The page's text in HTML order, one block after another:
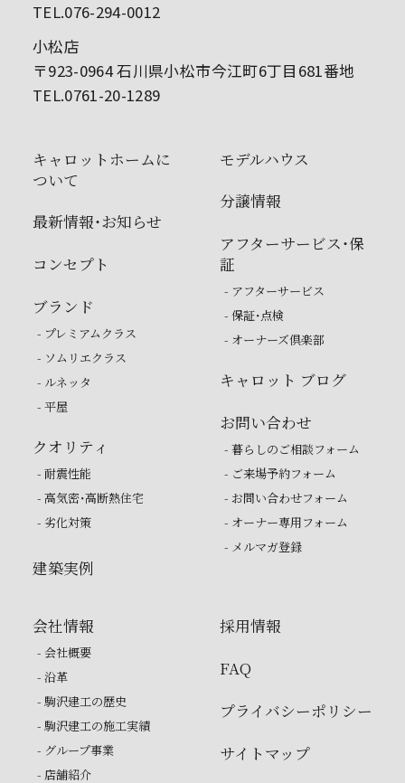
TEL.076-294-0012
小松店
〒923-0964 石川県小松市今江町6丁目681番地
TEL.0761-20-1289
キャロットホームに
ついて
最新情報・お知らせ
コンセプト
ブランド
- プレミアムクラス
- ソムリエクラス
- ルネッタ
- 平屋
クオリティ
- 耐震性能
- 高気密・高断熱住宅
- 劣化対策
建築実例
モデルハウス
分譲情報
アフターサービス・保
証
- アフターサービス
- 保証・点検
- オーナーズ倶楽部
キャロット ブログ
お問い合わせ
- 暮らしのご相談フォーム
- ご来場予約フォーム
- お問い合わせフォーム
- オーナー専用フォーム
- メルマガ登録
会社情報
- 会社概要
- 沿革
- 駒沢建工の歴史
- 駒沢建工の施工実績
- グループ事業
- 店舗紹介
採用情報
FAQ
プライバシーポリシー
サイトマップ